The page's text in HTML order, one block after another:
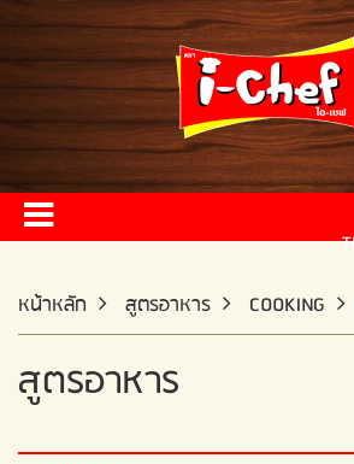
หน้าหลัก สูตรอาหาร COOKING
สูตรอาหาร
หน้าหลัก
ผลิตภัณฑ์
สูตรอาหาร
ข่าวสารและกิจกรรม
ติดต่อเรา
ผู้จัดจำหน่าย